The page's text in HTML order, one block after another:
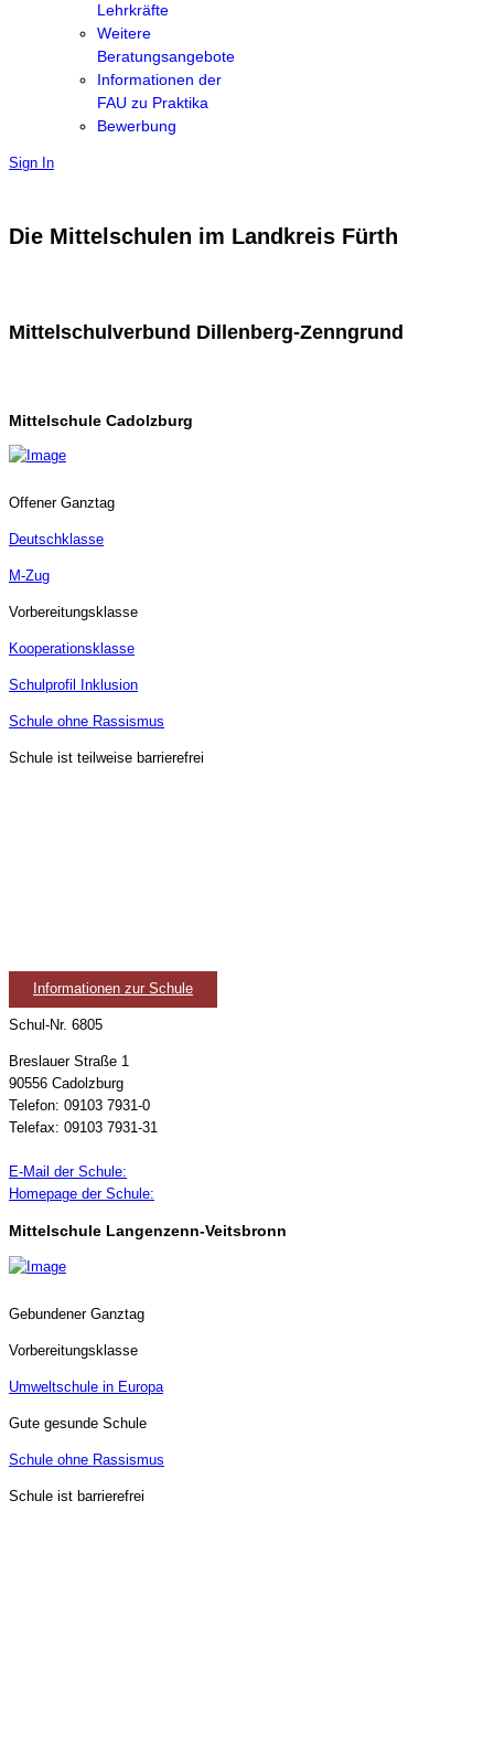
Lehrkräfte
Weitere
Beratungsangebote
Informationen der
FAU zu Praktika
Bewerbung
Sign In
Die Mittelschulen im Landkreis Fürth
Mittelschulverbund Dillenberg-Zenngrund
Mittelschule Cadolzburg
Offener Ganztag
Deutschklasse
M-Zug
Vorbereitungsklasse
Kooperationsklasse
Schulprofil Inklusion
Schule ohne Rassismus
Schule ist teilweise barrierefrei
Informationen zur Schule
Schul-Nr. 6805
Breslauer Straße 1
90556 Cadolzburg
Telefon: 09103 7931-0
Telefax: 09103 7931-31
E-Mail der Schule:
Homepage der Schule:
Mittelschule Langenzenn-Veitsbronn
Gebundener Ganztag
Vorbereitungsklasse
Umweltschule in Europa
Gute gesunde Schule
Schule ohne Rassismus
Schule ist barrierefrei